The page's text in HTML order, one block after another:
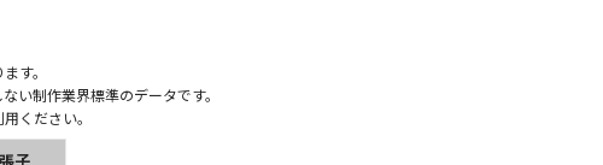
す。
い制作業界標準のデータです。
ください。